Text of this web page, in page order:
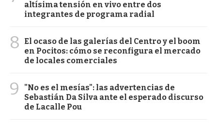
altísima tensión en vivo entre dos
integrantes de programa radial
8
El ocaso de las galerías del Centro y el boom
en Pocitos: cómo se reconfigura el mercado
de locales comerciales
9
"No es el mesías": las advertencias de
Sebastián Da Silva ante el esperado discurso
de Lacalle Pou